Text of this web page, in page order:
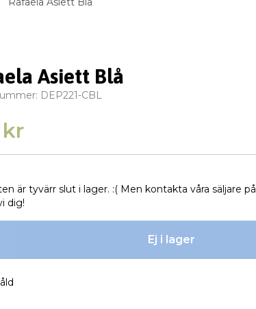
Asiett Blå
DEP221-CBL
kr
är tyvärr slut i lager. :( Men kontakta våra säljare på
dig!
Ej i lager